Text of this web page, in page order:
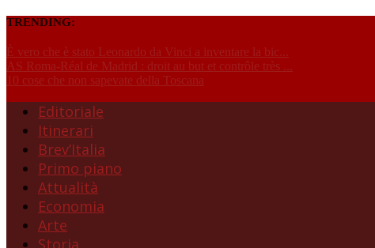
TRENDING:
È vero che è stato Leonardo da Vinci a inventare la bic...
AS Roma-Réal de Madrid : droit au but et contrôle très ...
10 cose che non sapevate della Toscana
Editoriale
Itinerari
Brev’Italia
Primo piano
Attualità
Economia
Arte
Storia